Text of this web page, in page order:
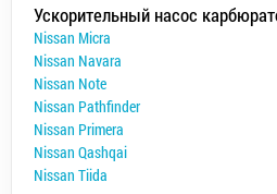
Ускорительный насос
Nissan Micra
Nissan Navara
Nissan Note
Nissan Pathfinder
Nissan Primera
Nissan Qashqai
Nissan Tiida